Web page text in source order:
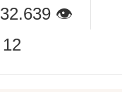
32.639 👁
12